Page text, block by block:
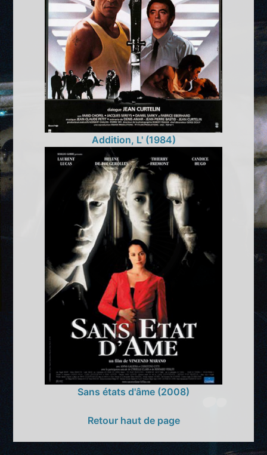
Addition, L' (1984)
Sans états d'âme (2008)
Retour haut de page